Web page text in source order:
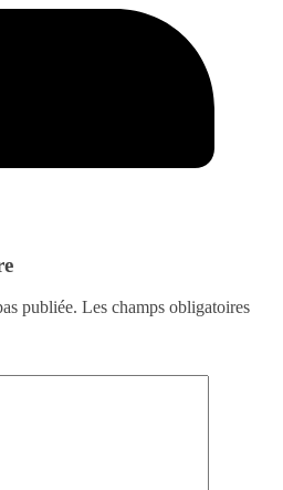
publiée. Les champs obligatoires